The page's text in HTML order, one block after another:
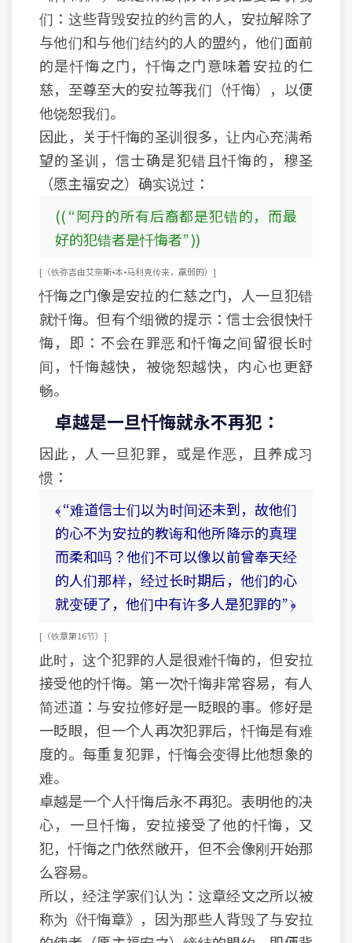
们：这些背毁安拉的约言的人，安拉解除了
与他们和与他们结约的人的盟约，他们面前
的是忏悔之门，忏悔之门意味着安拉的仁
慈，至尊至大的安拉等我们（忏悔），以便
他饶恕我们。
因此，关于忏悔的圣训很多，让内心充满希
望的圣训，信士确是犯错且忏悔的，穆圣
（愿主福安之）确实说过：
(( “阿丹的所有后裔都是犯错的，而最
好的犯错者是忏悔者” ))
[ （铁弥吉由艾奈斯•本•马利克传来，羸弱的） ]
忏悔之门像是安拉的仁慈之门，人一旦犯错
就忏悔。但有个细微的提示：信士会很快忏
悔，即：不会在罪恶和忏悔之间留很长时
间，忏悔越快，被饶恕越快，内心也更舒
畅。
卓越是一旦忏悔就永不再犯：
因此，人一旦犯罪，或是作恶，且养成习
惯：
﴾ “难道信士们以为时间还未到，故他们
的心不为安拉的教诲和他所降示的真理
而柔和吗？他们不可以像以前曾奉天经
的人们那样，经过长时期后，他们的心
就变硬了，他们中有许多人是犯罪的” ﴿
[ （铁章 第16节） ]
此时，这个犯罪的人是很难忏悔的，但安拉
接受他的忏悔。第一次忏悔非常容易，有人
简述道：与安拉修好是一眨眼的事。修好是
一眨眼，但一个人再次犯罪后，忏悔是有难
度的。每重复犯罪，忏悔会变得比他想象的
难。
卓越是一个人忏悔后永不再犯。表明他的决
心，一旦忏悔，安拉接受了他的忏悔，又
犯，忏悔之门依然敞开，但不会像刚开始那
么容易。
所以，经注学家们认为：这章经文之所以被
称为《忏悔章》，因为那些人背毁了与安拉